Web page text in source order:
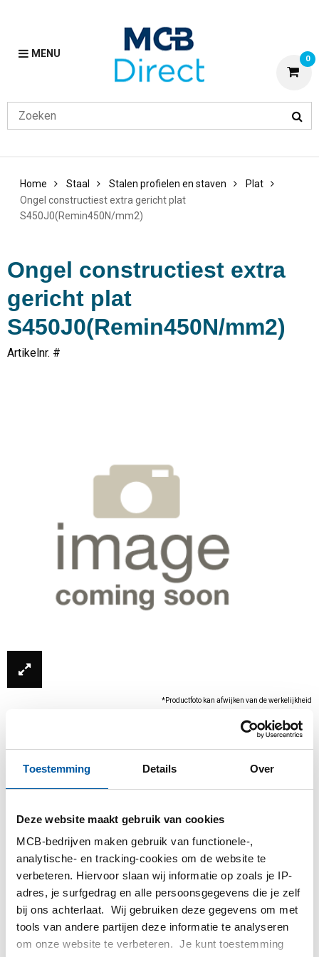
Toestemming Details Over
Deze website maakt gebruik van cookies
MCB-bedrijven maken gebruik van functionele-,
analytische- en tracking-cookies om de website te
verbeteren. Hiervoor slaan wij informatie op zoals je IP-
adres, je surfgedrag en alle persoonsgegevens die je zelf
bij ons achterlaat. Wij gebruiken deze gegevens om met
tools van andere partijen deze informatie te analyseren
om onze website te verbeteren. Je kunt toestemming
MENU 0
Home Staal Stalen profielen en staven
Plat
Ongel constructiest extra gericht plat
S450J0(Remin450N/mm2)
Ongel constructiest extra
gericht plat
S450J0(Remin450N/mm2)
Artikelnr. #
*Productfoto kan afwijken van de werkelijkheid
Dit product kan niet online besteld worden, voor
meer informatie kunt u afdeling Verkoop
contacteren.
Bestel met uw eigen artikelnummers